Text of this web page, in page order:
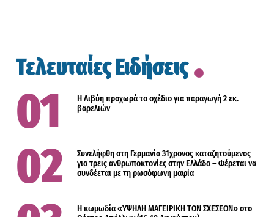
Τελευταίες Ειδήσεις
Η Λιβύη προχωρά το σχέδιο για παραγωγή 2 εκ.
βαρελιών
Συνελήφθη στη Γερμανία 31χρονος καταζητούμενος
για τρεις ανθρωποκτονίες στην Ελλάδα – Φέρεται να
συνδέεται με τη ρωσόφωνη μαφία
Η κωμωδία «ΥΨΗΛΗ ΜΑΓΕΙΡΙΚΗ ΤΩΝ ΣΧΕΣΕΩΝ» στο